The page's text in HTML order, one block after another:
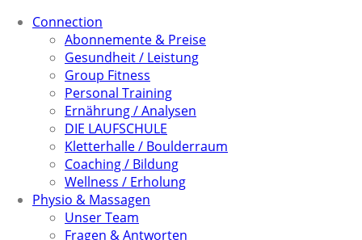
Connection
Abonnemente & Preise
Gesundheit / Leistung
Group Fitness
Personal Training
Ernährung / Analysen
DIE LAUFSCHULE
Kletterhalle / Boulderraum
Coaching / Bildung
Wellness / Erholung
Physio & Massagen
Unser Team
Fragen & Antworten